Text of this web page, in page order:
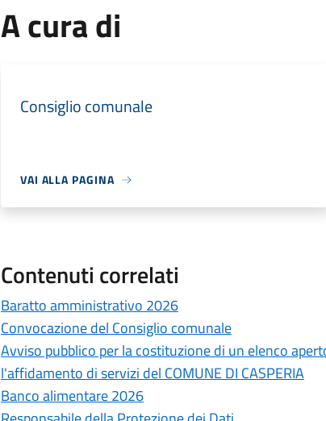
A cura di
Consiglio comunale
VAI ALLA PAGINA
Contenuti correlati
Baratto amministrativo 2026
Convocazione del Consiglio comunale
Avviso pubblico per la costituzione di un elenco
l'affidamento di servizi del COMUNE DI CASPERIA
Banco alimentare 2026